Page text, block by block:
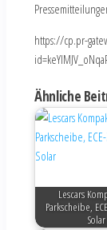
https://cp.pr-
Ähnliche
Lescars
Parkscheibe,
Solar